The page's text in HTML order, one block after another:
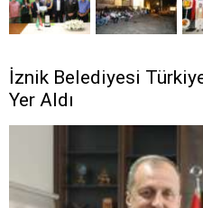
İznik Belediyesi
Yer Aldı